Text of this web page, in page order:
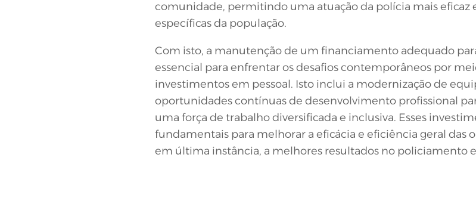
comunidade, permitindo uma atuação da polícia mais eficaz
específicas da população.
Com isto, a manutenção de um financiamento adequado
essencial para enfrentar os desafios contemporâneos por
investimentos em pessoal. Isto inclui a modernização de
oportunidades contínuas de desenvolvimento profissional
uma força de trabalho diversificada e inclusiva. Esses
fundamentais para melhorar a eficácia e eficiência geral das
em última instância, a melhores resultados no policiamento